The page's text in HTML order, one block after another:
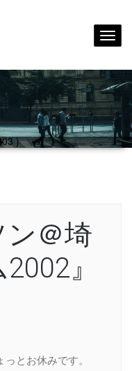
)
ン＠埼
』
っとお休みです。